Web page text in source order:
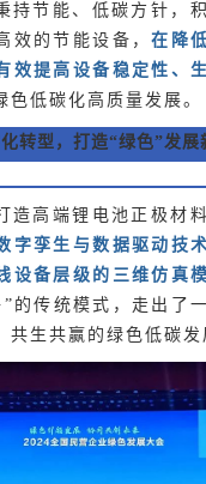
持节能、低碳方针，
效的节能设备，在降
效提高设备稳定性、
色低碳化高质量发展。
转型，打造“绿色”发展
造高端锂电池正极材
字孪生与数据驱动技
设备层级的三维仿真
的传统模式，走出了
共生共赢的绿色低碳发